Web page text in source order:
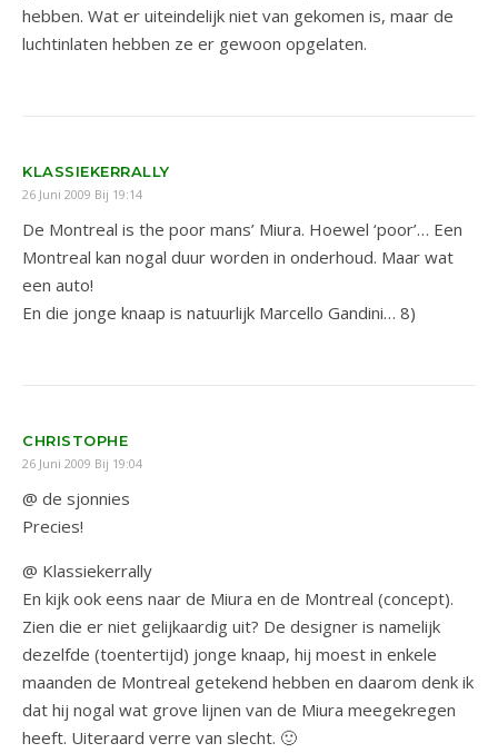
hebben. Wat er uiteindelijk niet van gekomen is, maar de
luchtinlaten hebben ze er gewoon opgelaten.
KLASSIEKERRALLY
26 Juni 2009 Bij 19:14
De Montreal is the poor mans’ Miura. Hoewel ‘poor’… Een
Montreal kan nogal duur worden in onderhoud. Maar wat
een auto!
En die jonge knaap is natuurlijk Marcello Gandini… 8)
CHRISTOPHE
26 Juni 2009 Bij 19:04
@ de sjonnies
Precies!
@ Klassiekerrally
En kijk ook eens naar de Miura en de Montreal (concept).
Zien die er niet gelijkaardig uit? De designer is namelijk
dezelfde (toentertijd) jonge knaap, hij moest in enkele
maanden de Montreal getekend hebben en daarom denk ik
dat hij nogal wat grove lijnen van de Miura meegekregen
heeft. Uiteraard verre van slecht. 🙂